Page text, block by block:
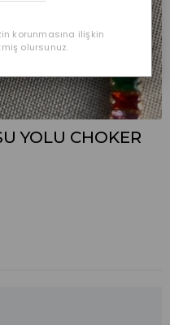
YOLU CHOKER
korunmasına ilişkin
olursunuz.